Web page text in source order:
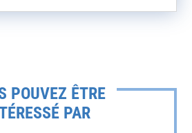
POUVEZ ÊTRE
PAR